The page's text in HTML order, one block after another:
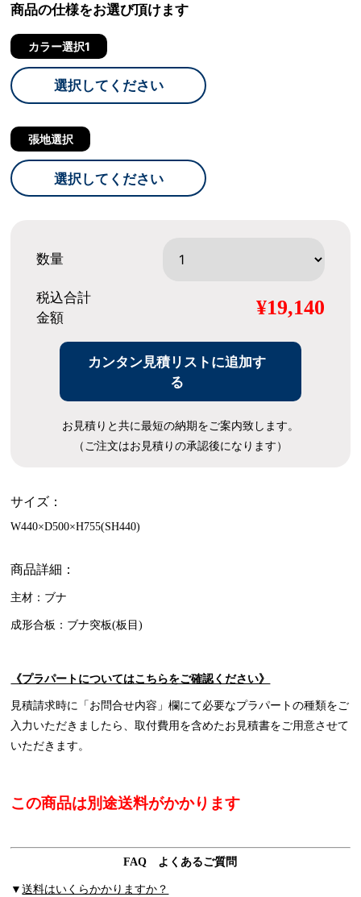
商品の仕様をお選び頂けます
カラー選択1
選択してください
張地選択
選択してください
数量
税込合計
金額
¥19,140
カンタン見積リストに追加す
る
お見積りと共に最短の納期をご案内致します。
（ご注文はお見積りの承認後になります）
サイズ：
W440×D500×H755(SH440)
商品詳細：
主材：ブナ
成形合板：ブナ突板(板目)
《プラパートについてはこちらをご確認ください》
見積請求時に「お問合せ内容」欄にて必要なプラパートの種類をご
入力いただきましたら、取付費用を含めたお見積書をご用意させて
いただきます。
この商品は別途送料がかかります
FAQ よくあるご質問
▼送料はいくらかかりますか？